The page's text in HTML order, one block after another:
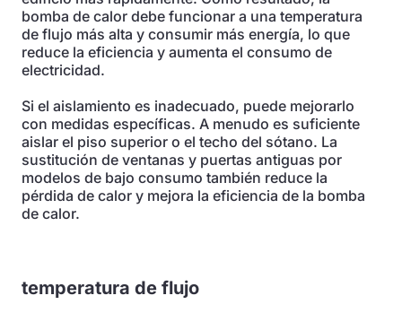
bomba de calor debe funcionar a una temperatura
de flujo más alta y consumir más energía, lo que
reduce la eficiencia y aumenta el consumo de
electricidad.
Si el aislamiento es inadecuado, puede mejorarlo
con medidas específicas. A menudo es suficiente
aislar el piso superior o el techo del sótano. La
sustitución de ventanas y puertas antiguas por
modelos de bajo consumo también reduce la
pérdida de calor y mejora la eficiencia de la bomba
de calor.
temperatura de flujo